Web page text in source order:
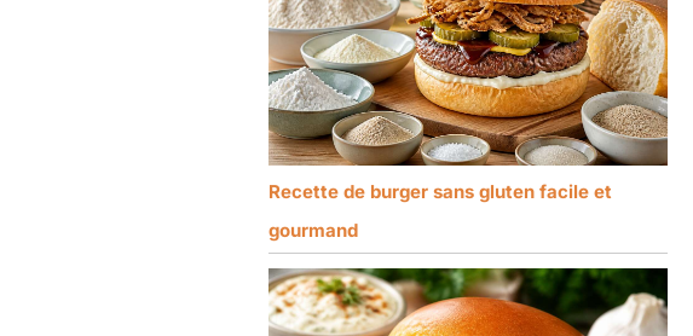
Recette de burger sans gluten facile et
gourmand